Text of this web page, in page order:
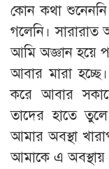
কোন কথা
গলেনি।
আমি অজ্ঞান হয়ে
আবার মারা
করে আবার
তাদের হাতে
আমার অবস্থা
আমাকে এ অবস্থায়